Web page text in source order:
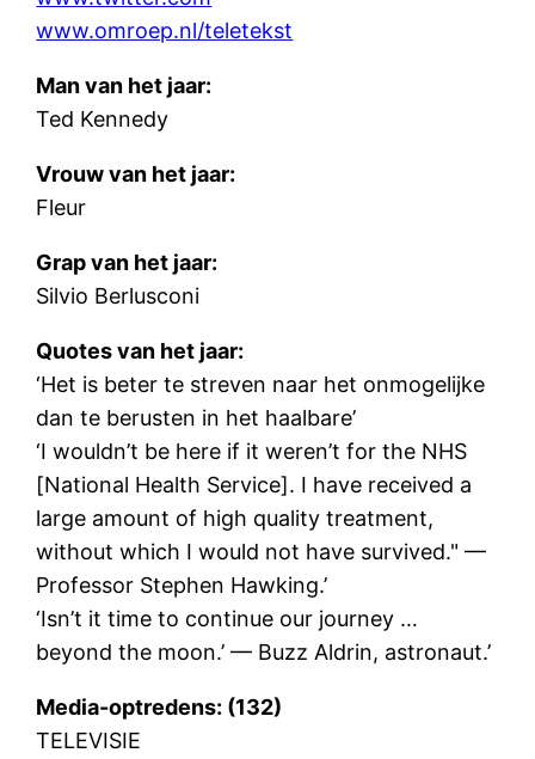
www.omroep.nl/teletekst
Man van het jaar:
Ted Kennedy
Vrouw van het jaar:
Fleur
Grap van het jaar:
Silvio Berlusconi
Quotes van het jaar:
‘Het is beter te streven naar het onmogelijke
dan te berusten in het haalbare’
‘I wouldn’t be here if it weren’t for the NHS
[National Health Service]. I have received a
large amount of high quality treatment,
without which I would not have survived." —
Professor Stephen Hawking.’
‘Isn’t it time to continue our journey …
beyond the moon.’ — Buzz Aldrin, astronaut.’
Media-optredens: (132)
TELEVISIE